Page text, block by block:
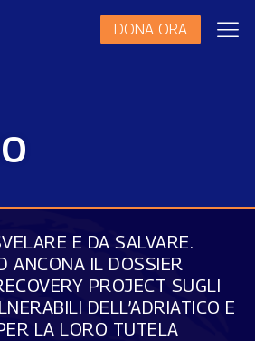
DONA ORA
E DA SALVARE.
ANCONA IL DOSSIER
PROJECT SUGLI
DELL’ADRIATICO E
LA LORO TUTELA